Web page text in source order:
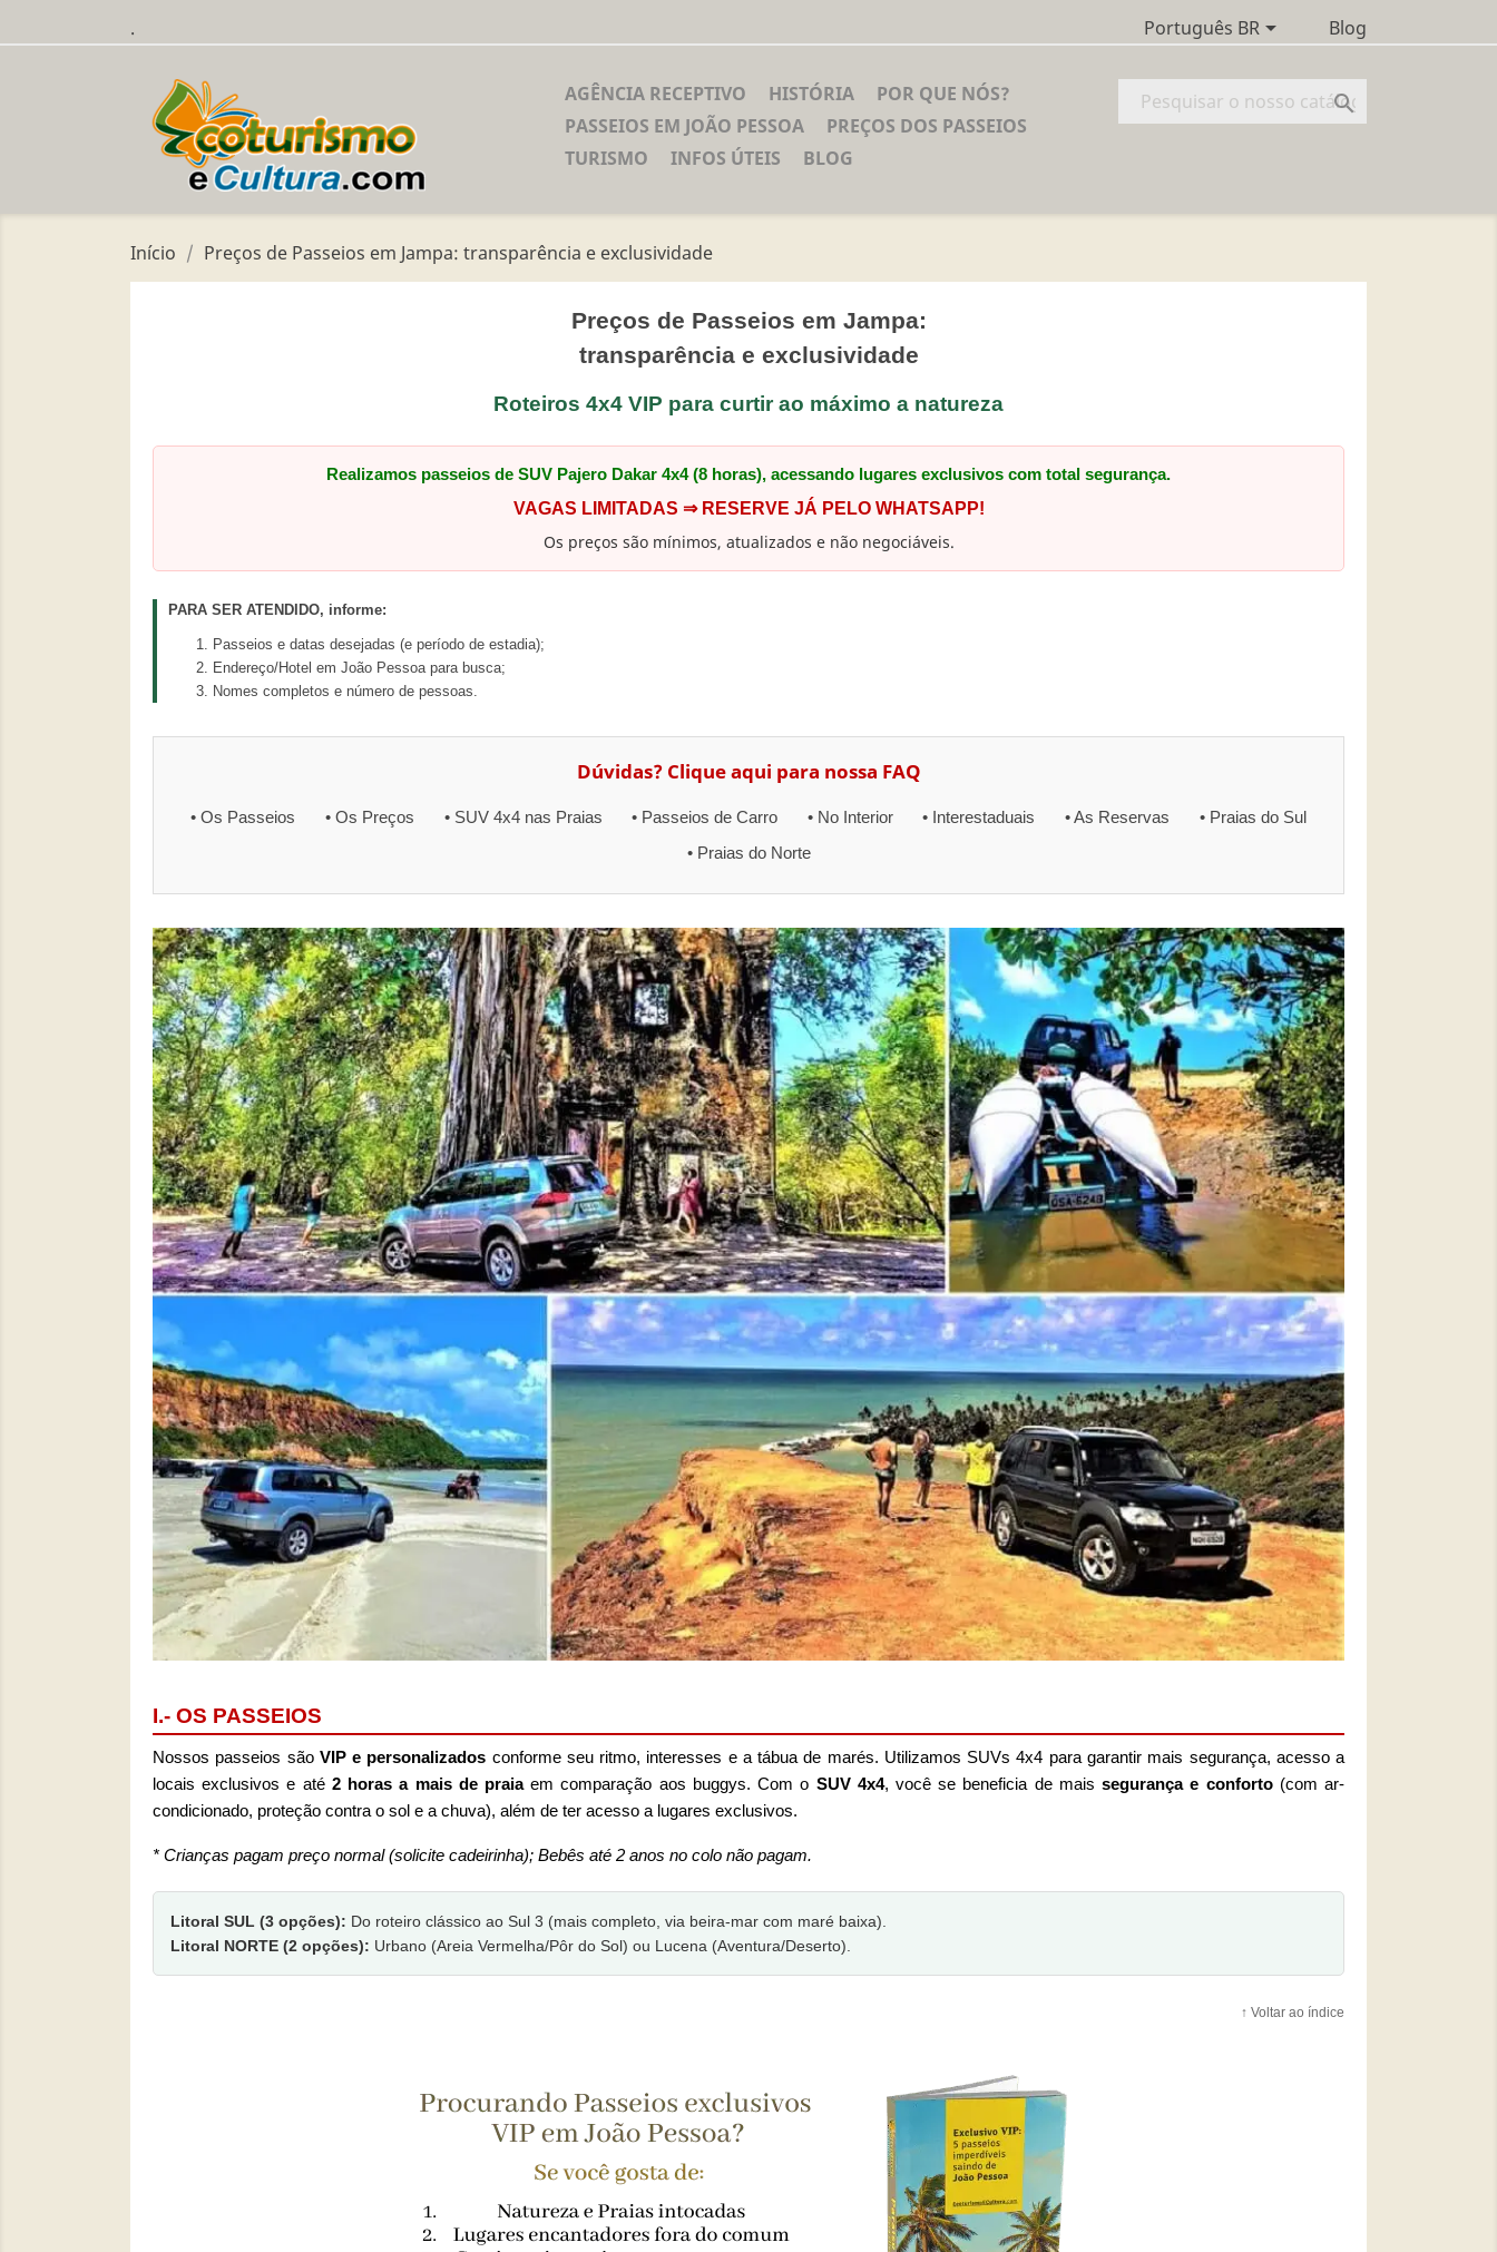
. Português BR Blog
AGÊNCIA RECEPTIVO HISTÓRIA
POR QUE NÓS?
PASSEIOS EM JOÃO PESSOA
PREÇOS DOS PASSEIOS
TURISMO
INFOS ÚTEIS BLOG

Início Preços de Passeios em Jampa: transparência e exclusividade
Preços de Passeios em Jampa:
transparência e exclusividade
Roteiros 4x4 VIP para curtir ao máximo a natureza
Realizamos passeios de SUV Pajero Dakar 4x4 (8 horas), acessando lugares exclusivos com total segurança.
VAGAS LIMITADAS ⇒ RESERVE JÁ PELO WHATSAPP!
Os preços são mínimos, atualizados e não negociáveis.
PARA SER ATENDIDO, informe:
Passeios e datas desejadas (e período de estadia);
Endereço/Hotel em João Pessoa para busca;
Nomes completos e número de pessoas.
Dúvidas? Clique aqui para nossa FAQ
• Os Passeios • Os Preços • SUV 4x4 nas Praias • Passeios de Carro • No Interior • Interestaduais • As Reservas
• Praias do Sul
• Praias do Norte
I.- OS PASSEIOS
Nossos passeios são VIP e personalizados conforme seu ritmo, interesses e a tábua de marés. Utilizamos SUVs 4x4 para garantir mais segurança, acesso a
locais exclusivos e até 2 horas a mais de praiaem comparação aos buggys. Com o SUV 4x4, você se beneficia de maissegurança e conforto(com ar-
condicionado, proteção contra o sol e a chuva), além de ter acesso a lugares exclusivos.
* Crianças pagam preço normal (solicite cadeirinha); Bebês até 2 anos no colo não pagam.
Litoral SUL (3 opções): Do roteiro clássico ao Sul 3 (mais completo, via beira-mar com maré baixa).
Litoral NORTE (2 opções): Urbano (Areia Vermelha/Pôr do Sol) ou Lucena (Aventura/Deserto).
↑ Voltar ao índice